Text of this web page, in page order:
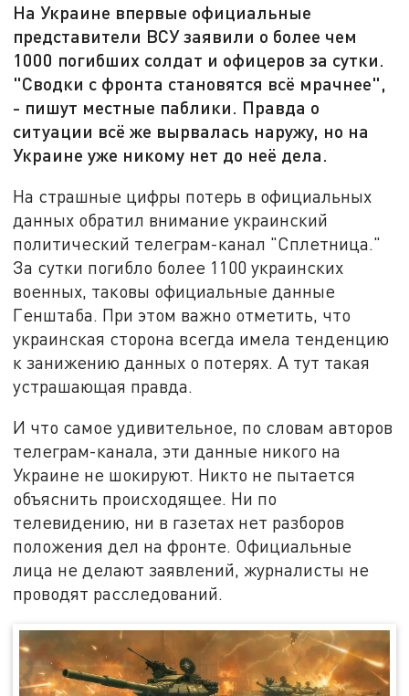
На Украине впервые официальные
представители ВСУ заявили о более чем
1000 погибших солдат и офицеров за сутки.
"Сводки с фронта становятся всё мрачнее",
- пишут местные паблики. Правда о
ситуации всё же вырвалась наружу, но на
Украине уже никому нет до неё дела.
На страшные цифры потерь в официальных
данных обратил внимание украинский
политический телеграм-канал "Сплетница."
За сутки погибло более 1100 украинских
военных, таковы официальные данные
Генштаба. При этом важно отметить, что
украинская сторона всегда имела тенденцию
к занижению данных о потерях. А тут такая
устрашающая правда.
И что самое удивительное, по словам авторов
телеграм-канала, эти данные никого на
Украине не шокируют. Никто не пытается
объяснить происходящее. Ни по
телевидению, ни в газетах нет разборов
положения дел на фронте. Официальные
лица не делают заявлений, журналисты не
проводят расследований.